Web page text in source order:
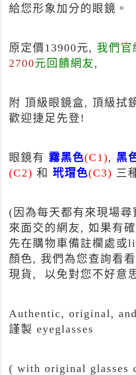
給您形象加分的眼鏡。
原定價13900元, 我們官
2700元回饋網友,
附 頂級眼鏡盒, 頂級拭
歡迎捷足先登!
眼鏡有 霧黑色(C1), 黑
(C2) 和玳瑁色(C3) 三
(因為每天都有來現場
來面交的網友, 如果有
先在購物車備註欄處或
顏色, 我們為您查詢看
現貨, 以免對您不好意
Authentic, original,
謹製 eyeglasses
( with original glasses